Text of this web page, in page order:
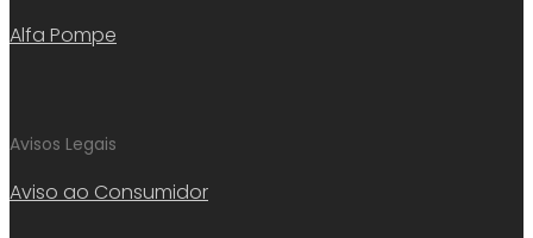
Alfa Pompe
Avisos Legais
Aviso ao Consumidor